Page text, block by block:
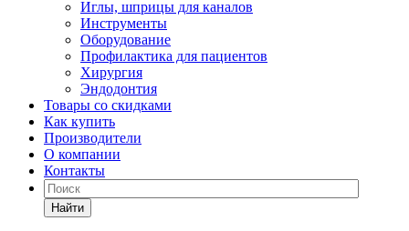
Иглы, шприцы для каналов
Инструменты
Оборудование
Профилактика для пациентов
Хирургия
Эндодонтия
Товары со скидками
Как купить
Производители
О компании
Контакты
Найти